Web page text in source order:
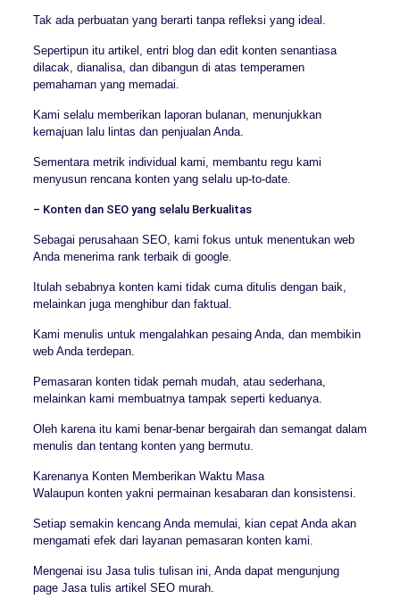
Tak ada perbuatan yang berarti tanpa refleksi yang ideal.
Sepertipun itu artikel, entri blog dan edit konten senantiasa
dilacak, dianalisa, dan dibangun di atas temperamen
pemahaman yang memadai.
Kami selalu memberikan laporan bulanan, menunjukkan
kemajuan lalu lintas dan penjualan Anda.
Sementara metrik individual kami, membantu regu kami
menyusun rencana konten yang selalu up-to-date.
– Konten dan SEO yang selalu Berkualitas
Sebagai perusahaan SEO, kami fokus untuk menentukan web
Anda menerima rank terbaik di google.
Itulah sebabnya konten kami tidak cuma ditulis dengan baik,
melainkan juga menghibur dan faktual.
Kami menulis untuk mengalahkan pesaing Anda, dan membikin
web Anda terdepan.
Pemasaran konten tidak pernah mudah, atau sederhana,
melainkan kami membuatnya tampak seperti keduanya.
Oleh karena itu kami benar-benar bergairah dan semangat dalam
menulis dan tentang konten yang bermutu.
Karenanya Konten Memberikan Waktu Masa
Walaupun konten yakni permainan kesabaran dan konsistensi.
Setiap semakin kencang Anda memulai, kian cepat Anda akan
mengamati efek dari layanan pemasaran konten kami.
Mengenai isu Jasa tulis tulisan ini, Anda dapat mengunjung
page Jasa tulis artikel SEO murah.